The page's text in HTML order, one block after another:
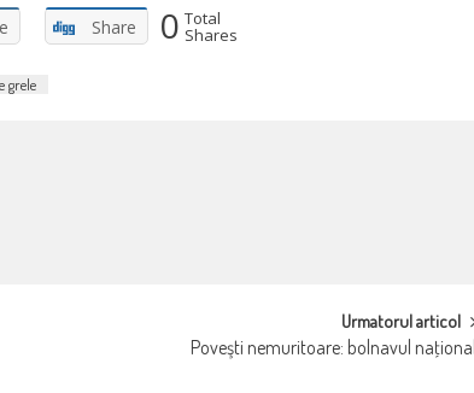
Share 0 Total
Shares
grele
Urmatorul articol
Poveşti nemuritoare: bolnavul